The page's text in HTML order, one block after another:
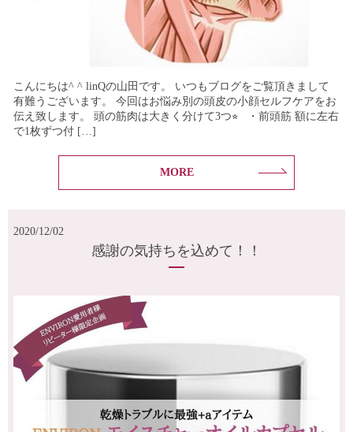
こんにちは^ ^ linQの山田です。 いつもブログをご覧頂きまして
有難うございます。 今回はお悩み別の頭皮の小顔セルフケアをお
伝え致します。 頭の筋肉は大きく分けて3つ⭐︎ ・前頭筋 額に左右
で1枚ずつ付 […]
MORE
2020/12/02
感謝の気持ちを込めて！！